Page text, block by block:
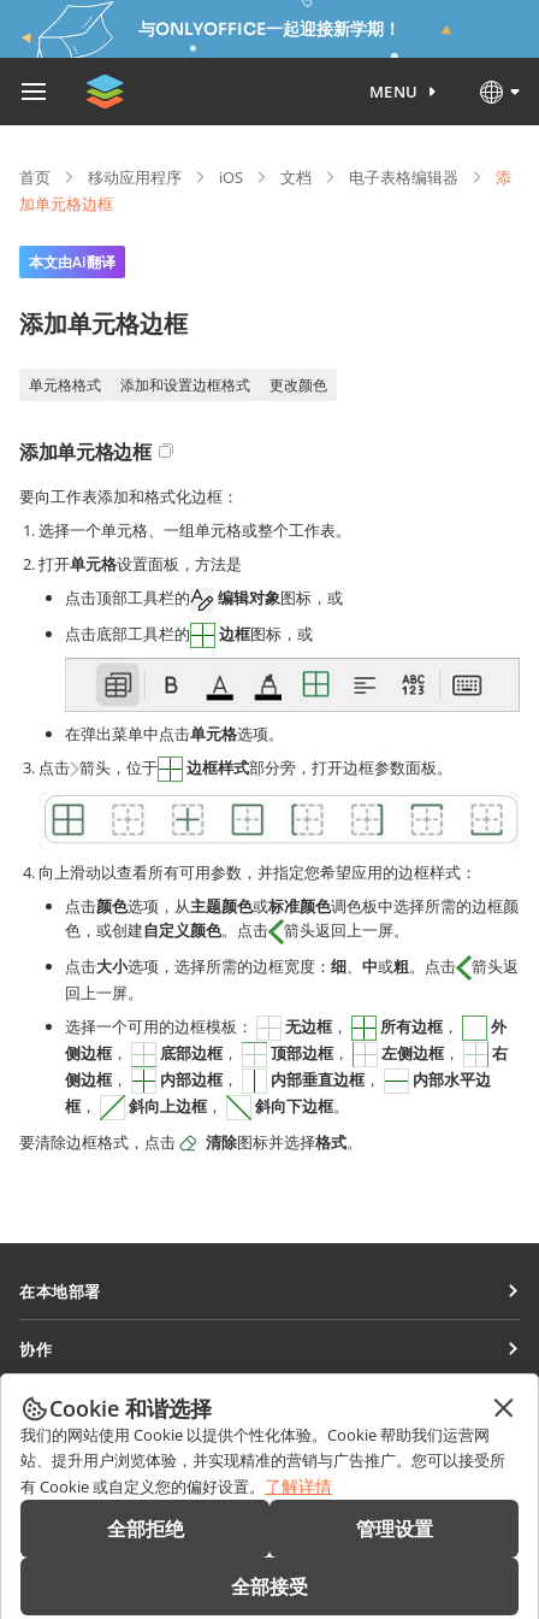
与ONLYOFFICE一起迎接新学期！
MENU
首页 移动应用程序 iOS 文档 电子表格编辑器
添
加单元格边框
本文由AI翻译
添加单元格边框
单元格格式 添加和设置边框格式 更改颜色
添加单元格边框
要向工作表添加和格式化边框：
选择一个单元格、一组单元格或整个工作表。
打开单元格设置面板，方法是
点击顶部工具栏的
编辑对象图标，或
点击底部工具栏的
边框图标，或
在弹出菜单中点击单元格选项。
点击 箭头，位于 边框样式部分旁，打开边框参数面板。
向上滑动以查看所有可用参数，并指定您希望应用的边框样式：
点击颜色选项，从主题颜色或标准颜色调色板中选择所需的边框颜
色，或创建自定义颜色。点击
箭头返回上一屏。
点击大小选项，选择所需的边框宽度： 细、 中或粗。点击
箭头返
回上一屏。
选择一个可用的边框模板：
无边框， 所有边框，
外
侧边框， 底部边框， 顶部边框， 左侧边框，
右
侧边框， 内部边框， 内部垂直边框，
内部水平边
框， 斜向上边框， 斜向下边框。
要清除边框格式，点击
清除图标并选择格式。
在本地部署
协作空间
工作区
连接器
桌面应用程序
移动应用程序
协作
针对翻译人员
针对博主
职位空缺
获取最新资讯
博客
获取帮助
论坛
销售相关问题
sales@onlyoffice.com
partners@onlyoffice.com
Cookie 和谐选择
我们的网站使用 Cookie 以提供个性化体验。Cookie 帮助我们运营网
站、提升用户浏览体验，并实现精准的营销与广告推广。您可以接受所
有 Cookie 或自定义您的偏好设置。 了解详情
全部拒绝 管理设置
全部接受